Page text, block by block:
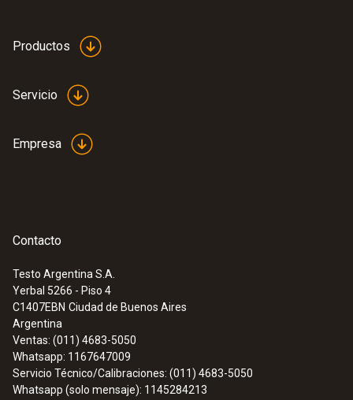
Productos
Servicio
Empresa
Contacto
Testo Argentina S.A.
Yerbal 5266 - Piso 4
C1407EBN Ciudad de Buenos Aires
Argentina
Ventas: (011) 4683-5050
Whatsapp: 1167647009
Servicio Técnico/Calibraciones: (011) 4683-5050
Whatsapp (solo mensaje): 1145284213